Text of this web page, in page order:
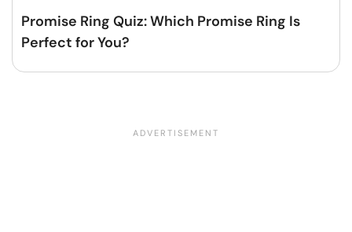
Promise Ring Quiz: Which Promise Ring Is
Perfect for You?